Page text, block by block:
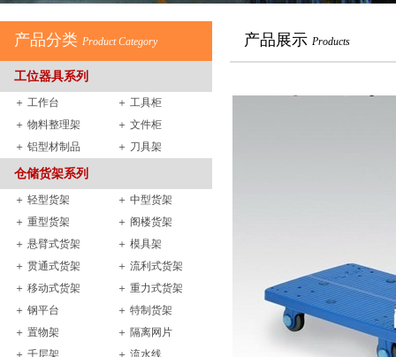
产品分类 Product Category
工位器具系列
＋ 工作台
＋ 工具柜
＋ 物料整理架
＋ 文件柜
＋ 铝型材制品
＋ 刀具架
仓储货架系列
＋ 轻型货架
＋ 中型货架
＋ 重型货架
＋ 阁楼货架
＋ 悬臂式货架
＋ 模具架
＋ 贯通式货架
＋ 流利式货架
＋ 移动式货架
＋ 重力式货架
＋ 钢平台
＋ 特制货架
＋ 置物架
＋ 隔离网片
＋ 千层架
＋ 流水线
产品展示 Products